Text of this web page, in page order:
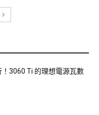
3060 Ti 的理想電源瓦數